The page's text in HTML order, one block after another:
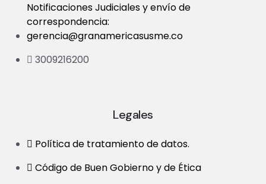
Notificaciones Judiciales y envío de
correspondencia:
gerencia@granamericasusme.co
3009216200
Legales
Política de tratamiento de datos.
Código de Buen Gobierno y de Ética